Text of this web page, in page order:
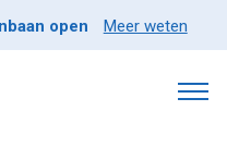
open Meer weten